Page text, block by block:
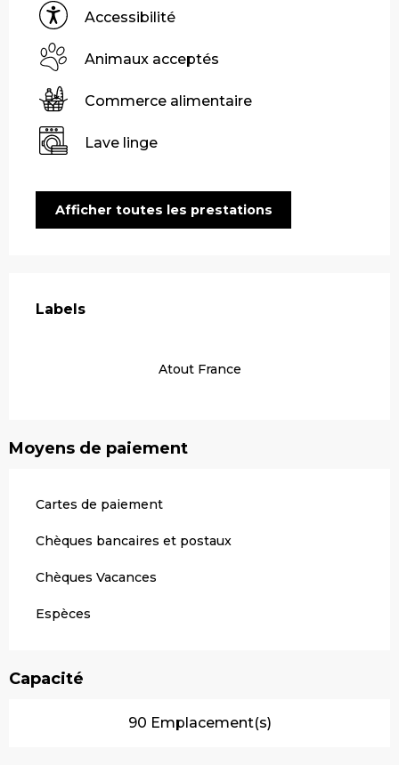
Accessibilité
Animaux acceptés
Commerce alimentaire
Lave linge
Afficher toutes les prestations
Labels
Labels
Atout France
Moyens de paiement
Cartes de paiement
Chèques bancaires et postaux
Chèques Vacances
Espèces
Capacité
90 Emplacement(s)